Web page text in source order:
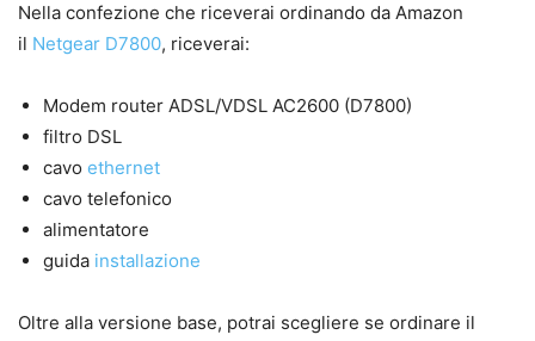
Nella confezione che riceverai ordinando da Amazon
il Netgear D7800, riceverai:
Modem router ADSL/VDSL AC2600 (D7800)
filtro DSL
cavo ethernet
cavo telefonico
alimentatore
guida installazione
Oltre alla versione base, potrai scegliere se ordinare il